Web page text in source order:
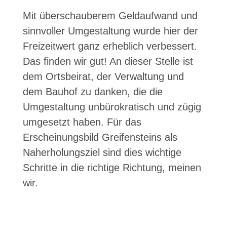
Mit überschauberem Geldaufwand und
sinnvoller Umgestaltung wurde hier der
Freizeitwert ganz erheblich verbessert.
Das finden wir gut! An dieser Stelle ist
dem Ortsbeirat, der Verwaltung und
dem Bauhof zu danken, die die
Umgestaltung unbürokratisch und zügig
umgesetzt haben. Für das
Erscheinungsbild Greifensteins als
Naherholungsziel sind dies wichtige
Schritte in die richtige Richtung, meinen
wir.